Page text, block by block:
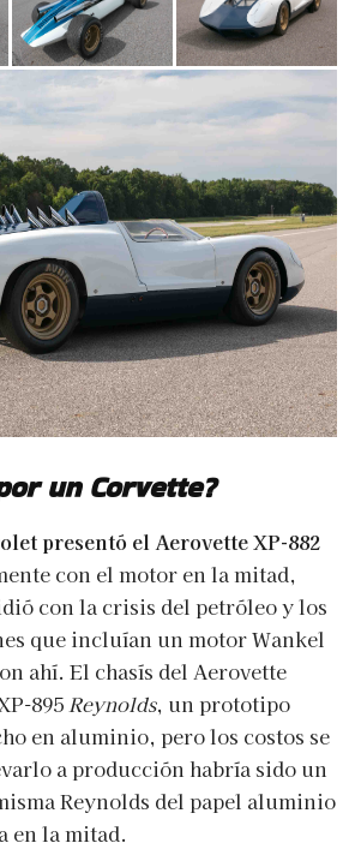
un Corvette?
presentó el Aerovette XP-882
con el motor en la mitad,
con la crisis del petróleo y los
que incluían un motor Wankel
ahí. El chasís del Aerovette
895 Reynolds, un prototipo
en aluminio, pero los costos se
a producción habría sido un
Reynolds del papel aluminio
en la mitad.